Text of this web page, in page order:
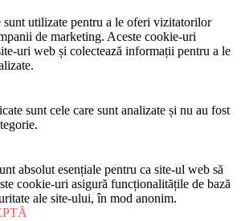
utilizate pentru a le oferi vizitatorilor
de marketing. Aceste cookie-uri
uri web și colectează informații pentru a le
sunt cele care sunt analizate și nu au fost
absolut esențiale pentru ca site-ul web să
cookie-uri asigură funcționalitățile de bază
ale site-ului, în mod anonim.